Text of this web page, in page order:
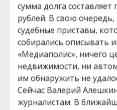
сумма долга составляет
рублей. В свою
судебные приставы,
собирались описывать
«Медиаполис», ничего
недвижимости, ни
им обнаружить не
Сейчас Валерий
журналистам. В